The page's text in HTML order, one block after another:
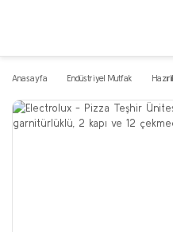
Anasayfa Endüstriyel Mutfak